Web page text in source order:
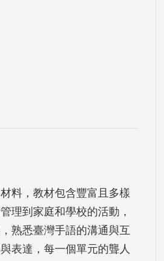
料，教材包含豐富且多樣
理到家庭和學校的活動，
熟悉臺灣手語的溝通與互
表達，每一個單元的聾人